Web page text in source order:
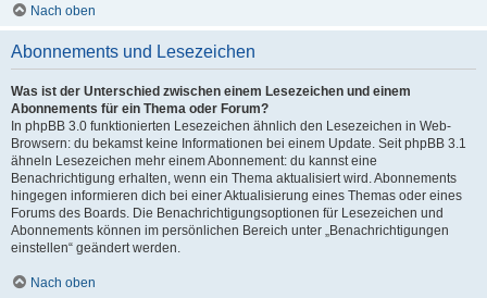
Nach oben
Abonnements und Lesezeichen
Was ist der Unterschied zwischen einem Lesezeichen und einem
Abonnements für ein Thema oder Forum?
In phpBB 3.0 funktionierten Lesezeichen ähnlich den Lesezeichen in Web-
Browsern: du bekamst keine Informationen bei einem Update. Seit phpBB 3.1
ähneln Lesezeichen mehr einem Abonnement: du kannst eine
Benachrichtigung erhalten, wenn ein Thema aktualisiert wird. Abonnements
hingegen informieren dich bei einer Aktualisierung eines Themas oder eines
Forums des Boards. Die Benachrichtigungsoptionen für Lesezeichen und
Abonnements können im persönlichen Bereich unter „Benachrichtigungen
einstellen“ geändert werden.
Nach oben